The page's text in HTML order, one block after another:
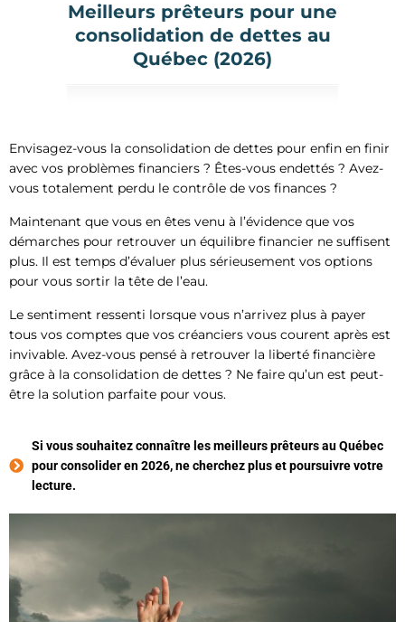
Meilleurs prêteurs pour une
consolidation de dettes au
Québec (2026)
Envisagez-vous la consolidation de dettes pour enfin en finir
avec vos problèmes financiers ? Êtes-vous endettés ? Avez-
vous totalement perdu le contrôle de vos finances ?
Maintenant que vous en êtes venu à l’évidence que vos
démarches pour retrouver un équilibre financier ne suffisent
plus. Il est temps d’évaluer plus sérieusement vos options
pour vous sortir la tête de l’eau.
Le sentiment ressenti lorsque vous n’arrivez plus à payer
tous vos comptes que vos créanciers vous courent après est
invivable. Avez-vous pensé à retrouver la liberté financière
grâce à la consolidation de dettes ? Ne faire qu’un est peut-
être la solution parfaite pour vous.
Si vous souhaitez connaître les meilleurs prêteurs au Québec
pour consolider en 2026, ne cherchez plus et poursuivre votre
lecture.